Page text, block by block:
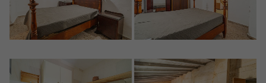
Mich Registrieren